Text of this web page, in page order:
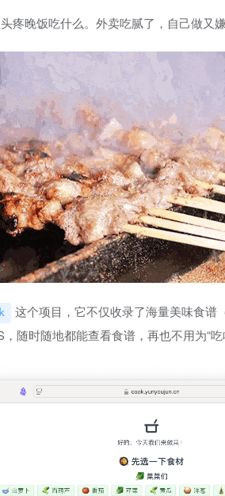
疼晚饭吃什么。外卖吃腻了，自己做又
这个项目，它不仅收录了海量美味食谱
随时随地都能查看食谱，再也不用为“吃